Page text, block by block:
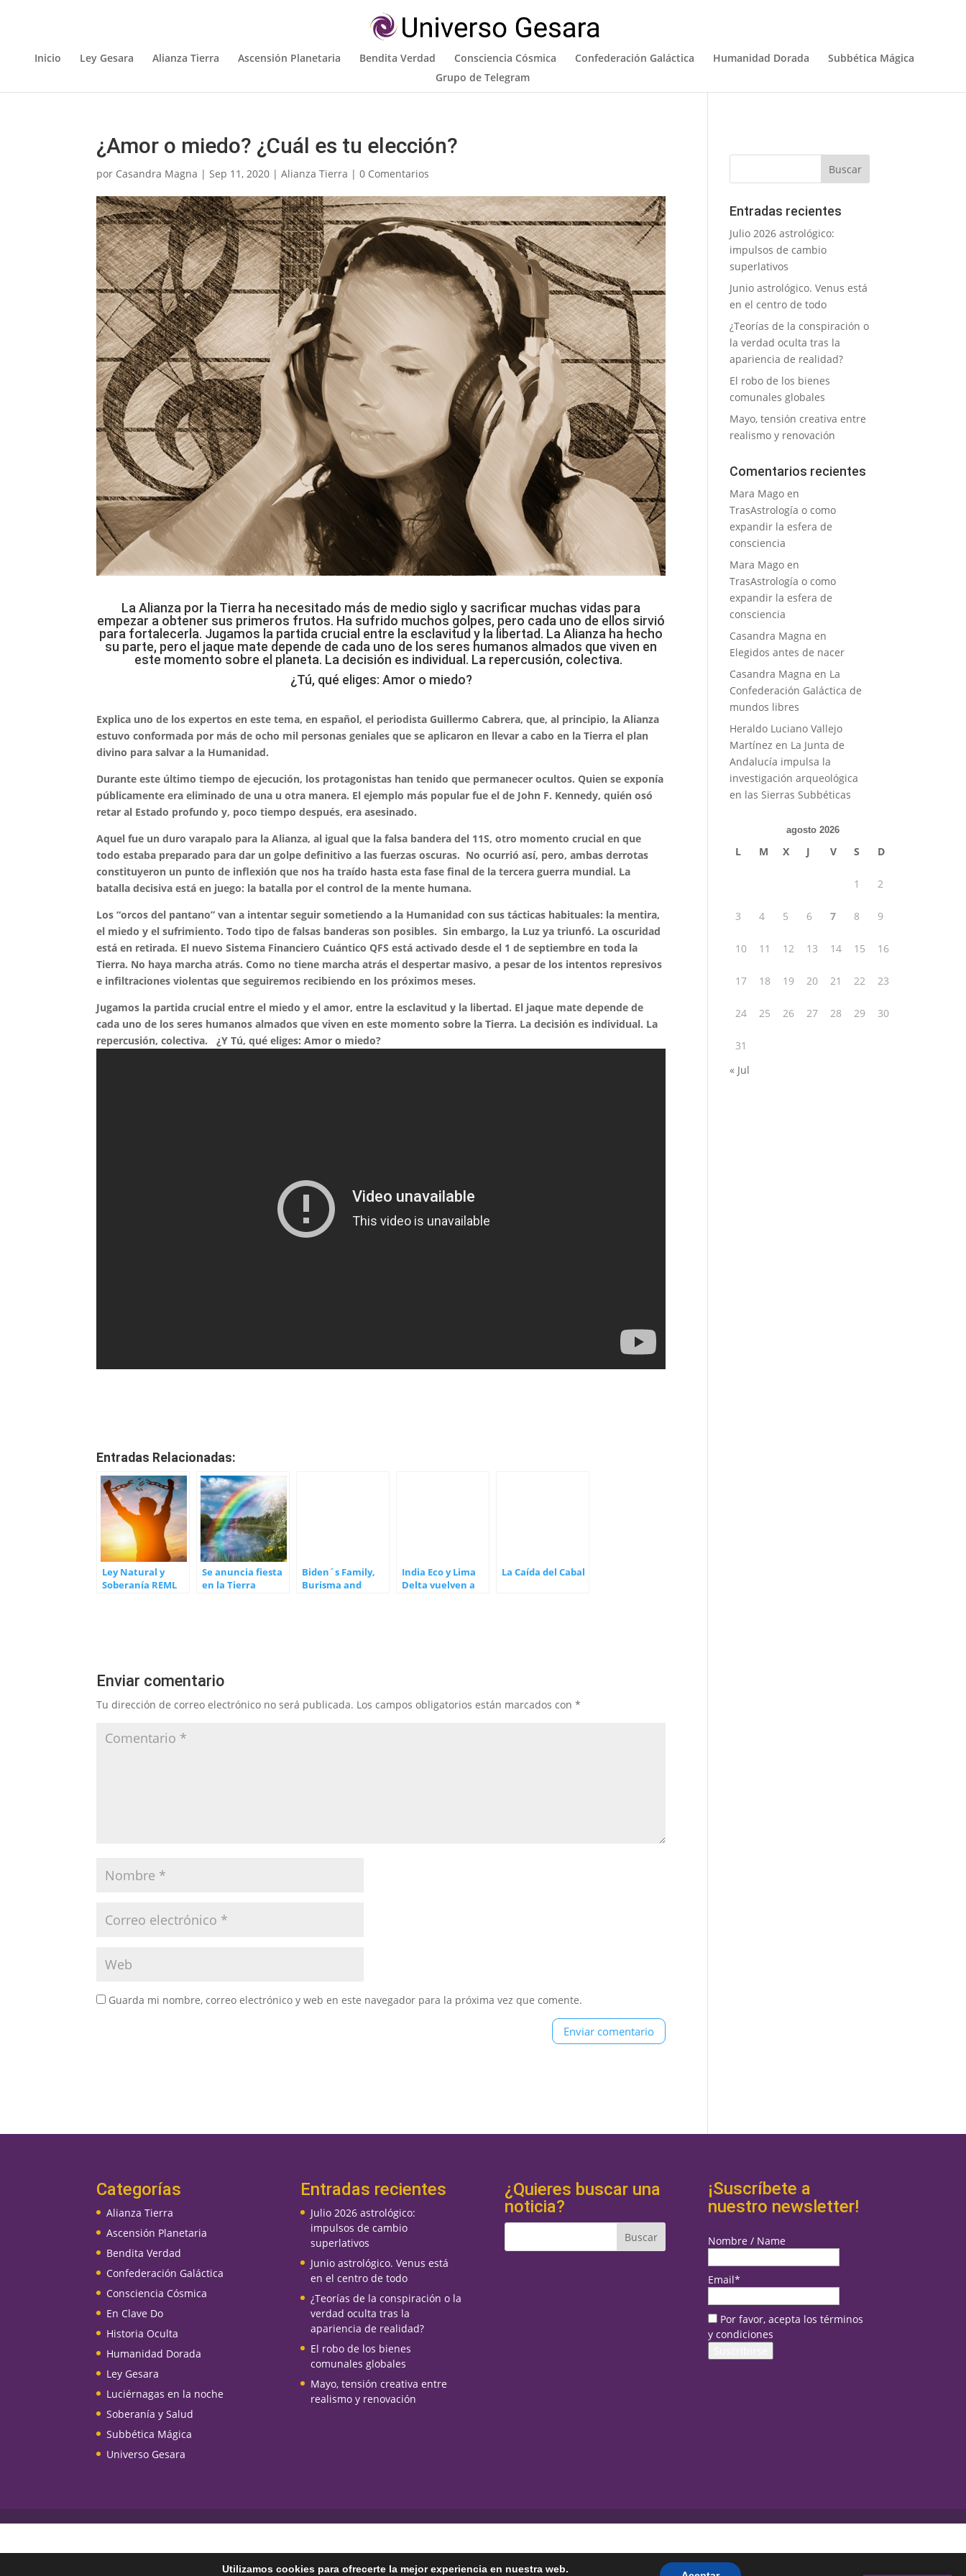
Inicio Ley Gesara Alianza Tierra Ascensión Planetaria Bendita Verdad Consciencia Cósmica Confederación Galáctica Humanidad Dorada
Subbética Mágica
Grupo de Telegram
¿Amor o miedo? ¿Cuál es tu elección?
por Casandra Magna |Sep 11, 2020 |Alianza Tierra |0 Comentarios
La Alianza por la Tierra ha necesitado más de medio siglo y sacrificar muchas vidas para
empezar a obtener sus primeros frutos. Ha sufrido muchos golpes, pero cada uno de ellos sirvió
para fortalecerla. Jugamos la partida crucial entre la esclavitud y la libertad. La Alianza ha hecho
su parte, pero el jaque mate depende de cada uno de los seres humanos almados que viven en
este momento sobre el planeta. La decisión es individual. La repercusión, colectiva.
¿Tú, qué eliges: Amor o miedo?
Explica uno de los expertos en este tema, en español, el periodista Guillermo Cabrera, que, al principio, la Alianza
estuvo conformada por más de ocho mil personas geniales que se aplicaron en llevar a cabo en la Tierra el plan
divino para salvar a la Humanidad.
Durante este último tiempo de ejecución, los protagonistas han tenido que permanecer ocultos. Quien se exponía
públicamente era eliminado de una u otra manera. El ejemplo más popular fue el de John F. Kennedy, quién osó
retar al Estado profundo y, poco tiempo después, era asesinado.
Aquel fue un duro varapalo para la Alianza, al igual que la falsa bandera del 11S, otro momento crucial en que
todo estaba preparado para dar un golpe definitivo a las fuerzas oscuras. No ocurrió así, pero, ambas derrotas
constituyeron un punto de inflexión que nos ha traído hasta esta fase final de la tercera guerra mundial. La
batalla decisiva está en juego: la batalla por el control de la mente humana.
Los “orcos del pantano” van a intentar seguir sometiendo a la Humanidad con sus tácticas habituales: la mentira,
el miedo y el sufrimiento. Todo tipo de falsas banderas son posibles. Sin embargo, la Luz ya triunfó. La oscuridad
está en retirada. El nuevo Sistema Financiero Cuántico QFS está activado desde el 1 de septiembre en toda la
Tierra. No haya marcha atrás. Como no tiene marcha atrás el despertar masivo, a pesar de los intentos represivos
e infiltraciones violentas que seguiremos recibiendo en los próximos meses.
Jugamos la partida crucial entre el miedo y el amor, entre la esclavitud y la libertad. El jaque mate depende de
cada uno de los seres humanos almados que viven en este momento sobre la Tierra. La decisión es individual. La
repercusión, colectiva. ¿Y Tú, qué eliges: Amor o miedo?
Entradas Relacionadas:
Ley Natural y
Soberanía REML
Se anuncia fiesta
en la Tierra
Biden´s Family,
Burisma and
India Eco y Lima
Delta vuelven a
La Caída del Cabal
Enviar comentario
Tu dirección de correo electrónico no será publicada. Los campos obligatorios están marcados con*
Guarda mi nombre, correo electrónico y web en este navegador para la próxima vez que comente.
Entradas recientes
Julio 2026 astrológico:
impulsos de cambio
superlativos
Junio astrológico. Venus está
en el centro de todo
¿Teorías de la conspiración o
la verdad oculta tras la
apariencia de realidad?
El robo de los bienes
comunales globales
Mayo, tensión creativa entre
realismo y renovación
Comentarios recientes
Mara Mago en
TrasAstrología o como
expandir la esfera de
consciencia
Mara Mago en
TrasAstrología o como
expandir la esfera de
consciencia
Casandra Magna en
Elegidos antes de nacer
Casandra Magna en La
Confederación Galáctica de
mundos libres
Heraldo Luciano Vallejo
Martínez en La Junta de
Andalucía impulsa la
investigación arqueológica
en las Sierras Subbéticas
agosto 2026
L M X J V S D
1 2
3 4 5 6 7 8 9
10 11 12 13 14 15 16
17 18 19 20 21 22 23
24 25 26 27 28 29 30
31
« Jul
Categorías
Alianza Tierra
Ascensión Planetaria
Bendita Verdad
Confederación Galáctica
Consciencia Cósmica
En Clave Do
Historia Oculta
Humanidad Dorada
Ley Gesara
Luciérnagas en la noche
Soberanía y Salud
Subbética Mágica
Universo Gesara
Entradas recientes
Julio 2026 astrológico:
impulsos de cambio
superlativos
Junio astrológico. Venus está
en el centro de todo
¿Teorías de la conspiración o la
verdad oculta tras la
apariencia de realidad?
El robo de los bienes
comunales globales
Mayo, tensión creativa entre
realismo y renovación
¿Quieres buscar una
noticia?
¡Suscríbete a
nuestro newsletter!
Nombre / Name
Email*
Por favor, acepta los términos
y condiciones
Utilizamos cookies para ofrecerte la mejor experiencia en nuestra web.